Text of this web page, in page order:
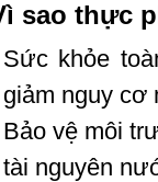
sao thực
Sức khỏe
giảm nguy cơ
Bảo vệ môi
tài nguyên